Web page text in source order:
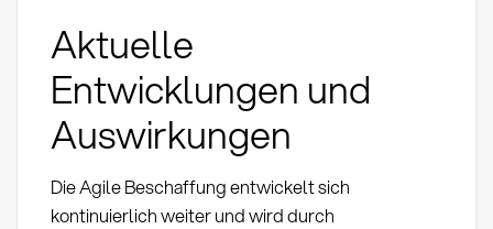
Aktuelle
Entwicklungen und
Auswirkungen
Die Agile Beschaffung entwickelt sich
kontinuierlich weiter und wird durch